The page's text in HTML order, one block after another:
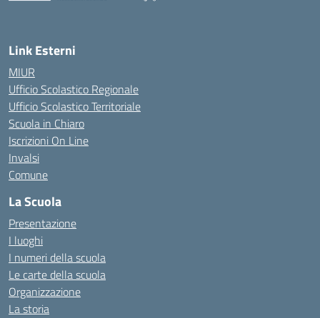
Link Esterni
MIUR
Ufficio Scolastico Regionale
Ufficio Scolastico Territoriale
Scuola in Chiaro
Iscrizioni On Line
Invalsi
Comune
La Scuola
Presentazione
I luoghi
I numeri della scuola
Le carte della scuola
Organizzazione
La storia